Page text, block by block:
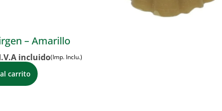
– Amarillo
incluido(Imp. Inclu.)
carrito